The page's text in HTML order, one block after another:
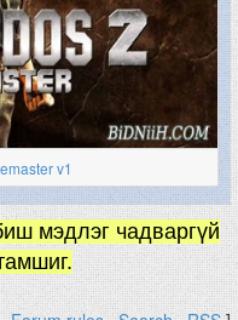
v1
мэдлэг чадваргүй